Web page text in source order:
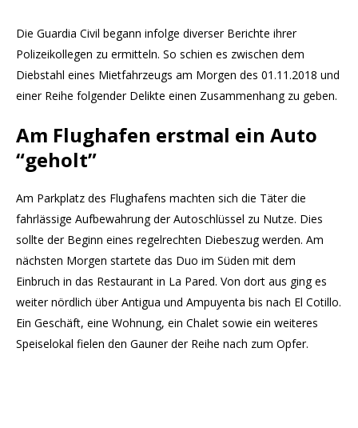
Die Guardia Civil begann infolge diverser Berichte ihrer
Polizeikollegen zu ermitteln. So schien es zwischen dem
Diebstahl eines Mietfahrzeugs am Morgen des 01.11.2018 und
einer Reihe folgender Delikte einen Zusammenhang zu geben.
Am Flughafen erstmal ein Auto
“geholt”
Am Parkplatz des Flughafens machten sich die Täter die
fahrlässige Aufbewahrung der Autoschlüssel zu Nutze. Dies
sollte der Beginn eines regelrechten Diebeszug werden. Am
nächsten Morgen startete das Duo im Süden mit dem
Einbruch in das Restaurant in La Pared. Von dort aus ging es
weiter nördlich über Antigua und Ampuyenta bis nach El Cotillo.
Ein Geschäft, eine Wohnung, ein Chalet sowie ein weiteres
Speiselokal fielen den Gauner der Reihe nach zum Opfer.